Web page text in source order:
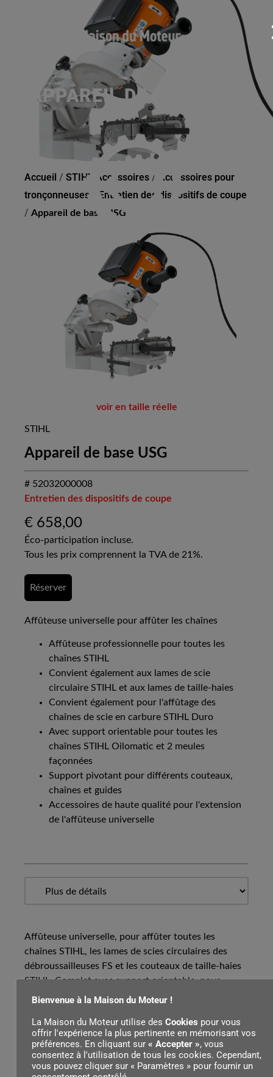
APPAREIL DE BASE USG
Accueil / STIHL Accessoires /
Accessoires pour
tronçonneuses
Entretien des dispositifs de coupe
/ Appareil de base USG
voir en taille réelle
STIHL
Appareil de base USG
# 52032000008
Entretien des dispositifs de coupe
€ 658,00
Éco-participation incluse.
Tous les prix comprennent la TVA de 21%.
Réserver
Affûteuse universelle pour affûter les chaînes
Affûteuse professionnelle pour toutes les
chaînes STIHL
Convient également aux lames de scie
circulaire STIHL et aux lames de taille-haies
Convient également pour l'affûtage des
chaînes de scie en carbure STIHL Duro
Avec support orientable pour toutes les
chaînes STIHL Oilomatic et 2 meules
façonnées
Support pivotant pour différents couteaux,
chaînes et guides
Accessoires de haute qualité pour l'extension
de l'affûteuse universelle
Affûteuse universelle, pour affûter toutes les
chaînes STIHL, les lames de scies circulaires des
débroussailleuses FS et les couteaux de taille-haies
STIHL. Complet avec support orientable, pour
toutes les chaînes STIHL Oilomatic et 2 meules
Contenu par
Bienvenue à la Maison du Moteur !
La Maison du Moteur utilise des Cookies pour vous
offrir l'expérience la plus pertinente en mémorisant vos
préférences. En cliquant sur « Accepter », vous
consentez à l'utilisation de tous les cookies. Cependant,
vous pouvez cliquer sur « Paramètres » pour fournir un